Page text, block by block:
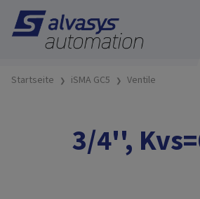
Startseite iSMA GC5 Ventile
3/4'',